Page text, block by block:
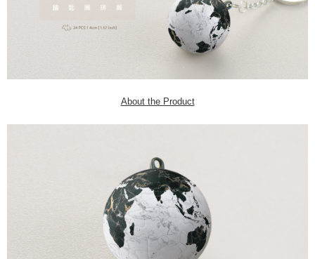
About the Product